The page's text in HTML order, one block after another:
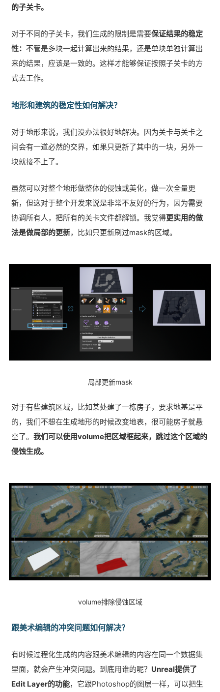
的子关卡。
对于不同的子关卡，我们生成的限制是需要保证结果的稳定
性： 不管是多块一起计算出来的结果，还是单块单独计算出
来的结果，应该是一致的。这样才能够保证按照子关卡的方
式去工作。
地形和建筑的稳定性如何解决？
对于地形来说，我们没办法很好地解决。因为关卡与关卡之
间会有一道必然的交界，如果只更新了其中的一块，另外一
块就接不上了。
虽然可以对整个地形做整体的侵蚀或美化，做一次全量更
新，但这对于整个开发来说是非常不友好的行为，因为需要
协调所有人，把所有的关卡文件都解锁。我觉得更实用的做
法是做局部的更新，比如只更新刷过mask的区域。
局部更新mask
对于有些建筑区域，比如某处建了一栋房子，要求地基是平
的，我们不想在生成地形的时候改变地表，很可能房子就悬
空了。 我们可以使用volume把区域框起来，跳过这个区域的
侵蚀生成。
volume排除侵蚀区域
跟美术编辑的冲突问题如何解决？
有时候过程化生成的内容跟美术编辑的内容在同一个数据集
里面，就会产生冲突问题。到底用谁的呢？ Unreal提供了
Edit Layer的功能，它跟Photoshop的图层一样，可以把生